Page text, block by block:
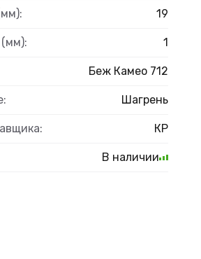
19
1
Беж Камео 712
Шагрень
КР
В наличии